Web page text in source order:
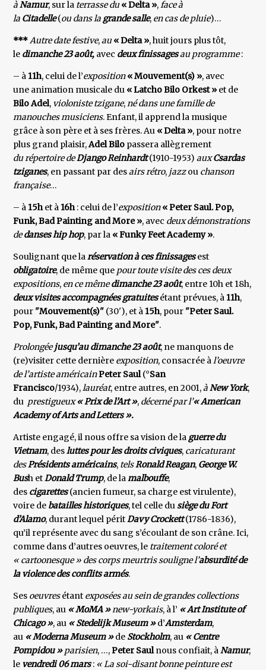
àNamur, sur la terrasse du« Delta »,face à
la Citadelle(ou dans la grande salle, en cas de pluie)…
***Autre date festive,au« Delta », huit jours plus tôt,
le dimanche 23 août, avec deux finissagesau programme:
– à11h, celui de l’exposition« Mouvement(s) », avec
une animation musicale du « Latcho Bilo Orkest » et de
Bilo Adel, violoniste tzigane,né dans une famille de
manouches musiciens. Enfant, il apprend la musique
grâce à son père et à ses frères. Au « Delta », pour notre
plus grand plaisir,Adel Bilo passera allègrement
du répertoire deDjango Reinhardt(1910-1953)auxCsardas
tziganes, en passant par desairs rétro, jazzou chanson
française…
– à15het à16h: celui de l’exposition« Peter Saul. Pop,
Funk, Bad Painting and More », avec deux démonstrations
dedanses hip hop, par la « Funky Feet Academy ».
Soulignant que laréservation à ces finissagesest
obligatoire, de même que pour toute visite des ces deux
expositions, en ce mêmedimanche 23 août, entre 10h et 18h,
deux visites accompagnées gratuitesétant prévues, à11h,
pour "Mouvement(s)" (30'), et à15h, pour "Peter Saul.
Pop, Funk, Bad Painting and More".
Prolongéejusqu’au dimanche 23 août, ne manquons de
(re)visiter cette dernière exposition, consacrée àl’oeuvre
de l’artiste américainPeter Saul(°San
Francisco/1934),lauréat, entre autres, en 2001,àNew York,
du prestigueux « Prix de l’Art », décerné par l’« American
Academy of Arts and Letters ».
Artiste engagé, il nous offre sa vision de la guerre du
Vietnam, desluttes pour les droits civiques, caricaturant
desPrésidents américains, telsRonald Reagan, George W.
Bush etDonald Trump, de lamalbouffe,
des cigarettes(ancien fumeur, sa charge est virulente),
voire de batailles historiques, tel celle dusiège du Fort
d’Alamo, durant lequel péritDavy Crockett(1786-1836),
qu’il représente avec du sang s’écoulant de son crâne. Ici,
comme dans d’autres oeuvres, le traitement coloré et
« cartoonesque » des corps meurtris souligne l’absurdité de
la violence des conflits armés.
Ses oeuvresétant exposées au sein de grandes collections
publiques, au « MoMA »new-yorkais, à l’ « Art Institute of
Chicago », au « Stedelijk Museum »d’Amsterdam,
au « Moderna Museum »de Stockholm, au « Centre
Pompidou »parisien, …,Peter Saulnous confiait, àNamur,
le vendredi 06 mars: « La soi-disant bonne peinture est